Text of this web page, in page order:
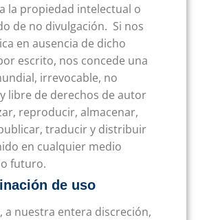
la propiedad intelectual o
de no divulgación. Si nos
en ausencia de dicho
escrito, nos concede una
irrevocable, no
libre de derechos de autor
reproducir, almacenar,
traducir y distribuir
en cualquier medio
futuro.
de uso
a nuestra entera discreción,